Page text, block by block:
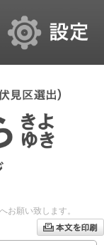
お願い致します。